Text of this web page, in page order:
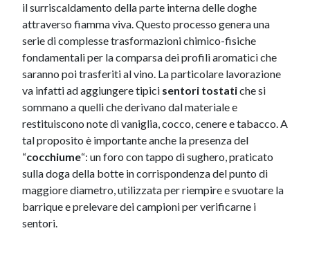
il surriscaldamento della parte interna delle doghe
attraverso fiamma viva. Questo processo genera una
serie di complesse trasformazioni chimico-fisiche
fondamentali per la comparsa dei profili aromatici che
saranno poi trasferiti al vino. La particolare lavorazione
va infatti ad aggiungere tipici sentori tostatiche si
sommano a quelli che derivano dal materiale e
restituiscono note di vaniglia, cocco, cenere e tabacco. A
tal proposito è importante anche la presenza del
“cocchiume“: un foro con tappo di sughero, praticato
sulla doga della botte in corrispondenza del punto di
maggiore diametro, utilizzata per riempire e svuotare la
barrique e prelevare dei campioni per verificarne i
sentori.